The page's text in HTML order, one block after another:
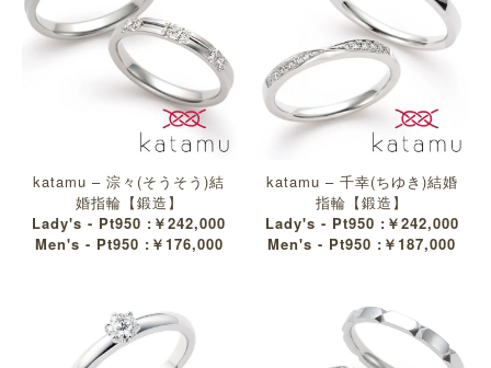
katamu – 淙々(そうそう)結
婚指輪【鍛造】
Lady's - Pt950 :￥242,000
Men's - Pt950 :￥176,000
katamu – 千幸(ちゆき)結婚
指輪【鍛造】
Lady's - Pt950 :￥242,000
Men's - Pt950 :￥187,000